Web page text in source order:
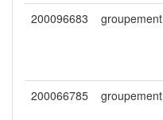
200096683 groupement
200066785 groupement